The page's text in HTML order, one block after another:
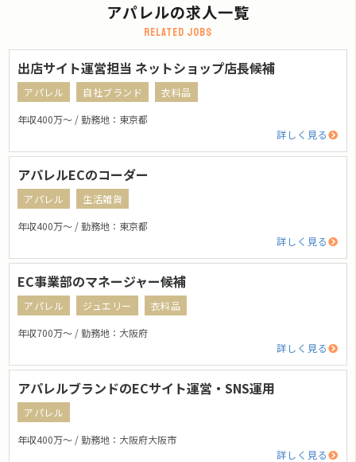
アパレルの求人一覧
Related jobs
出店サイト運営担当 ネットショップ店長候補
アパレル 自社ブランド
衣料品
年収400万〜 / 勤務地：東京都
詳しく見る
アパレルECのコーダー
アパレル
生活雑貨
年収400万〜 / 勤務地：東京都
詳しく見る
EC事業部のマネージャー候補
アパレル ジュエリー
衣料品
年収700万〜 / 勤務地：大阪府
詳しく見る
アパレルブランドのECサイト運営・SNS運用
アパレル
年収400万〜 / 勤務地：大阪府大阪市
詳しく見る